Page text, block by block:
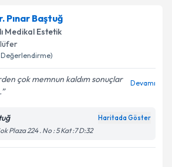
Pınar Baştuğ
Medikal Estetik
Değerlendirme)
çok memnun kaldım sonuçlar
Devamı
Haritada Göster
Plaza 224 . No : 5 Kat :7 D:32